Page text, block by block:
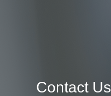
Contact Us